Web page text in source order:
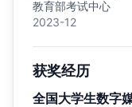
教育部考试中心
2023-12
获奖经历
全国大学生数字